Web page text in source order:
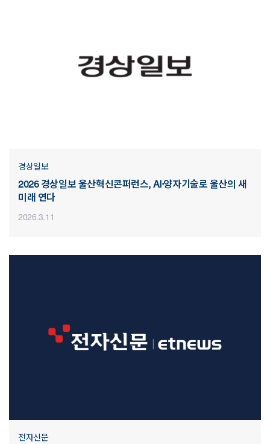
경상일보
2026 경상일보 울산혁신콘퍼런스, AI·양자기술로 울산의 새
미래 연다
2026.3.11
전자신문